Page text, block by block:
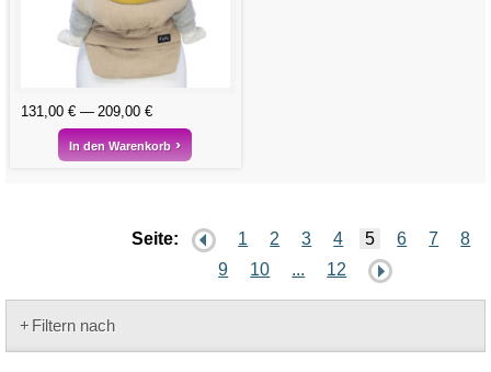
131,00 € 209,00 €
In den Warenkorb
Seite: 1 2 3 4 5 6 7
8
9
10 ... 12
Filtern nach